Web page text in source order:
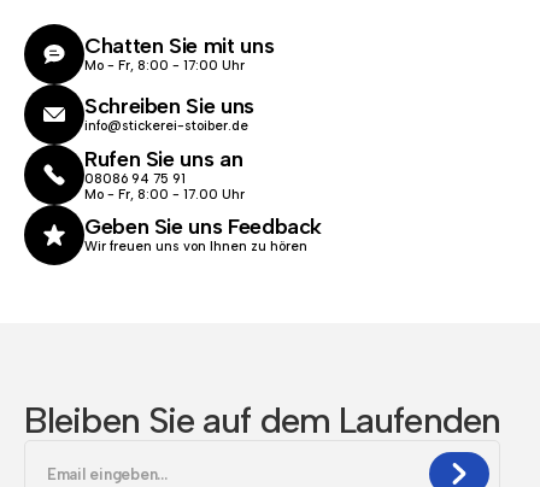
Chatten Sie mit uns
Mo - Fr, 8:00 - 17:00 Uhr
Schreiben Sie uns
info@stickerei-stoiber.de
Rufen Sie uns an
08086 94 75 91
Mo - Fr, 8:00 - 17.00 Uhr
Geben Sie uns Feedback
Wir freuen uns von Ihnen zu hören
Bleiben Sie auf dem Laufenden